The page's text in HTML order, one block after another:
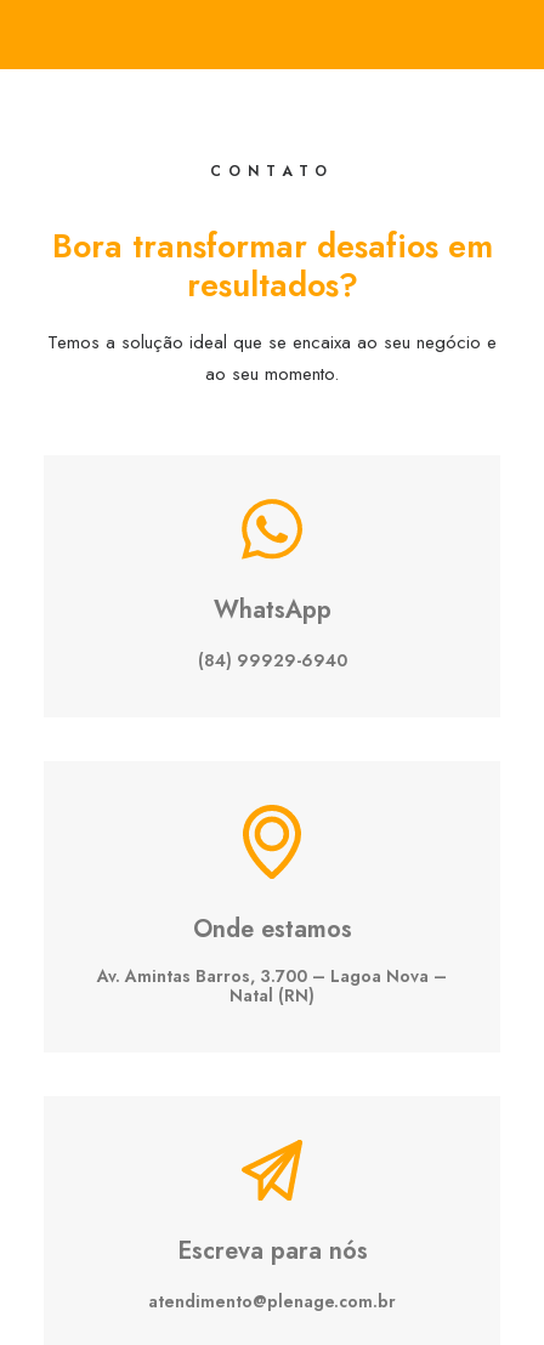
CONTATO
Bora transformar desafios em
resultados?
Temos a solução ideal que se encaixa ao seu negócio e
ao seu momento.
WhatsApp
(84) 99929-6940
Onde estamos
Av. Amintas Barros, 3.700 – Lagoa Nova –
Natal (RN)
Escreva para nós
atendimento@plenage.com.br